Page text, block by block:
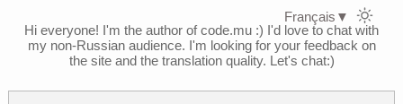
Hi everyone! I'm the author of code.mu :) I'd love to chat with
my non-Russian audience. I'm looking for your feedback on
the site and the translation quality. Let's chat:)
Français ▼